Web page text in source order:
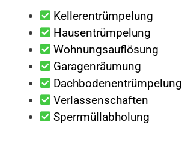
Kellerentrümpelung
Hausentrümpelung
Wohnungsauflösung
Garagenräumung
Dachbodenentrümpelung
Verlassenschaften
Sperrmüllabholung